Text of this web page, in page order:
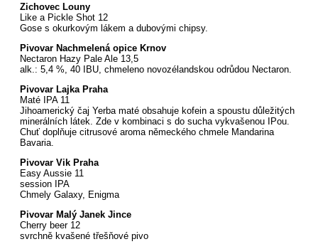
Zichovec Louny
Like a Pickle Shot 12
Gose s okurkovým lákem a dubovými chipsy.
Pivovar Nachmelená opice Krnov
Nectaron Hazy Pale Ale 13,5
alk.: 5,4 %, 40 IBU, chmeleno novozélandskou odrůdou Nectaron.
Pivovar Lajka Praha
Maté IPA 11
Jihoamerický čaj Yerba maté obsahuje kofein a spoustu důležitých
minerálních látek. Zde v kombinaci s do sucha vykvašenou IPou.
Chuť doplňuje citrusové aroma německého chmele Mandarina
Bavaria.
Pivovar Vik Praha
Easy Aussie 11
session IPA
Chmely Galaxy, Enigma
Pivovar Malý Janek Jince
Cherry beer 12
svrchně kvašené třešňové pivo